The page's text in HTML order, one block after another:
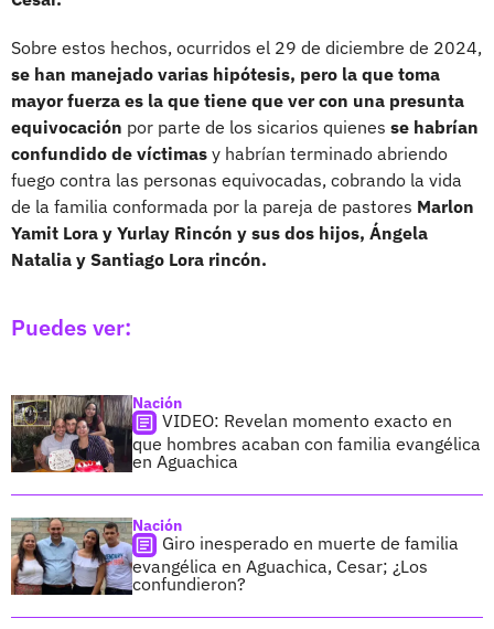
Sobre estos hechos, ocurridos el 29 de diciembre de 2024,
se han manejado varias hipótesis, pero la que toma
mayor fuerza es la que tiene que ver con una presunta
equivocación por parte de los sicarios quienes se habrían
confundido de víctimas y habrían terminado abriendo
fuego contra las personas equivocadas, cobrando la vida
de la familia conformada por la pareja de pastores Marlon
Yamit Lora y Yurlay Rincón y sus dos hijos, Ángela
Natalia y Santiago Lora rincón.
Puedes ver:
Nación
VIDEO: Revelan momento exacto en
que hombres acaban con familia evangélica
en Aguachica
Nación
Giro inesperado en muerte de familia
evangélica en Aguachica, Cesar; ¿Los
confundieron?